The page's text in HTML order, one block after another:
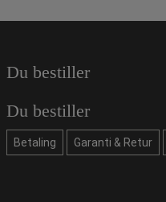
Du bestiller
Du bestiller
Betaling Garanti & Retur